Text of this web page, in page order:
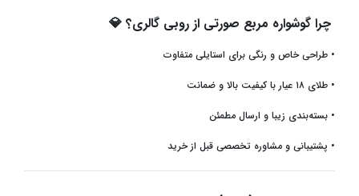
چرا گوشواره مربع صورتی از روبی گالری؟ 💎
• طراحی خاص و رنگی برای استایلی متفاوت
• طلای ۱۸ عیار با کیفیت بالا و ضمانت
• بسته‌بندی زیبا و ارسال مطمئن
• پشتیبانی و مشاوره تخصصی قبل از خرید